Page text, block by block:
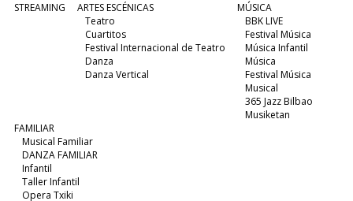
STREAMING
ARTES ESCÉNICAS
Teatro
Cuartitos
Festival Internacional de Teatro
Danza
Danza Vertical
MÚSICA
BBK LIVE
Festival Música
Música Infantil
Música
Festival Música
Musical
365 Jazz Bilbao
Musiketan
FAMILIAR
Musical Familiar
DANZA FAMILIAR
Infantil
Taller Infantil
Opera Txiki